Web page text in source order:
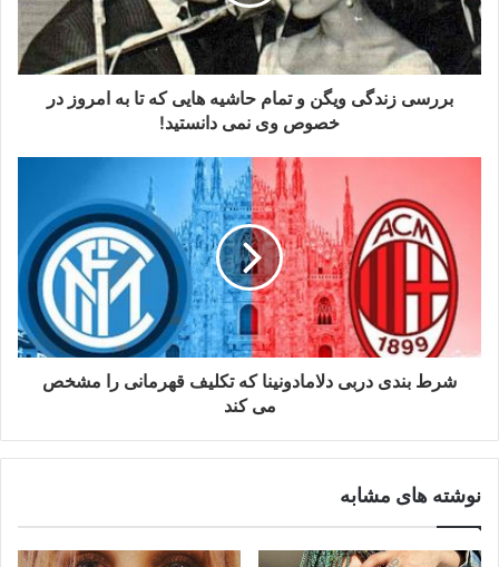
بررسی زندگی ویگن و تمام حاشیه هایی که تا به امروز در
خصوص وی نمی دانستید!
شرط بندی دربی دلامادونینا که تکلیف قهرمانی را مشخص
می کند
نوشته های مشابه